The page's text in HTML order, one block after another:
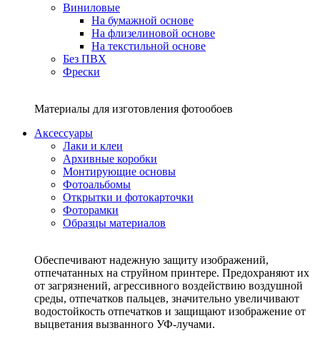
Виниловые
На бумажной основе
На флизелиновой основе
На текстильной основе
Без ПВХ
Фрески
Материалы для изготовления фотообоев
Аксессуары
Лаки и клеи
Архивные коробки
Монтирующие основы
Фотоальбомы
Открытки и фотокарточки
Фоторамки
Образцы материалов
Обеспечивают надежную защиту изображений,
отпечатанных на струйном принтере. Предохраняют их
от загрязнений, агрессивного воздействию воздушной
среды, отпечатков пальцев, значительно увеличивают
водостойкость отпечатков и защищают изображение от
выцветания вызванного УФ-лучами.